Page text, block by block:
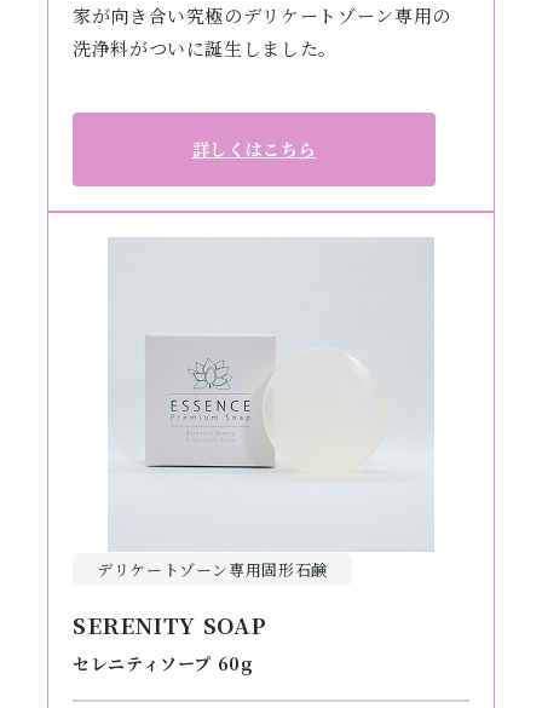
家が向き合い究極のデリケートゾーン専用の
洗浄料がついに誕生しました。
詳しくはこちら
デリケートゾーン専用固形石鹸
SERENITY SOAP
セレニティソープ 60g